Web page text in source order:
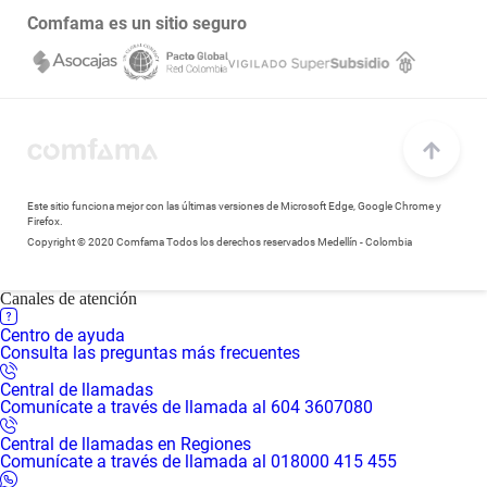
Comfama es un sitio seguro
Este sitio funciona mejor con las últimas versiones de Microsoft Edge, Google Chrome y
Firefox.
Copyright © 2020 Comfama Todos los derechos reservados Medellín - Colombia
Canales de atención
Centro de ayuda
Consulta las preguntas más frecuentes
Central de llamadas
Comunícate a través de llamada al 604 3607080
Central de llamadas en Regiones
Comunícate a través de llamada al 018000 415 455